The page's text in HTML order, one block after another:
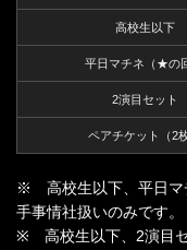
高校生以下
平日マチネ（★の
2演目セット
ペアチケット（2枚
※ 高校生以下、平日マ
手事情社扱いのみです。
※ 高校生以下、2演目セ